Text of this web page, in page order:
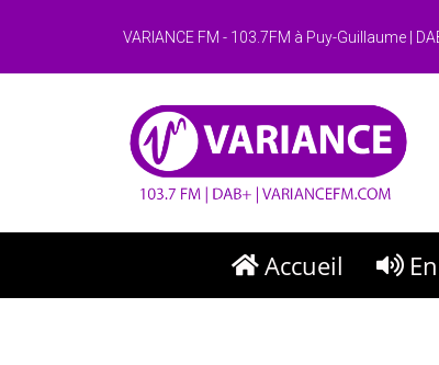
VARIANCE FM - 103.7FM à Puy-Guillaume |
Accueil